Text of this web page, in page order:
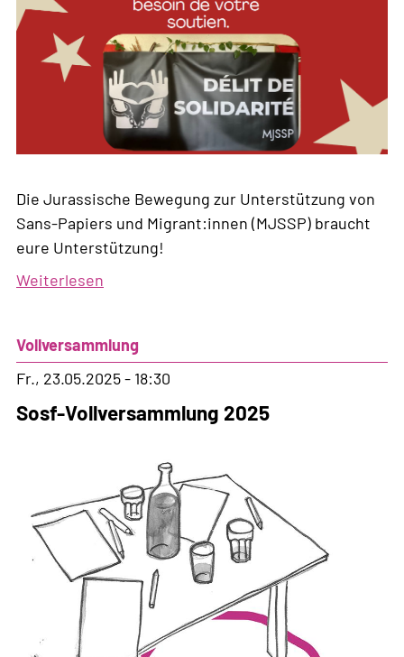
Die Jurassische Bewegung zur Unterstützung von
Sans-Papiers und Migrant:innen (MJSSP) braucht
eure Unterstützung!
Weiterlesen
kein
Verbrechen!
Vollversammlung
Fr., 23.05.2025 - 18:30
Sosf-Vollversammlung 2025